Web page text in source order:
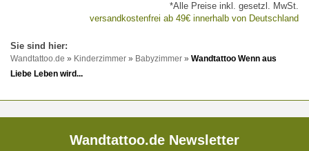
*Alle Preise inkl. gesetzl. MwSt.
versandkostenfrei ab 49€ innerhalb von Deutschland
Wandtattoo.de » Kinderzimmer » Babyzimmer » Wandtattoo Wenn aus
Liebe Leben wird...
Wandtattoo.de Newsletter